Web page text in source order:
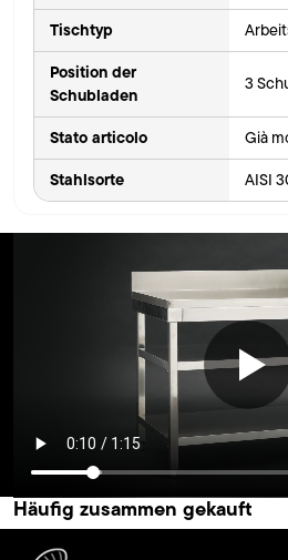
Tischtyp
Position der
Schubladen
3
Stato articolo Già
Stahlsorte AISI
Häufig zusammen gekauft